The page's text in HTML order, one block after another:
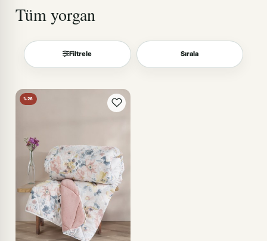
Tüm yorgan
Filtrele Sırala
Sırala
%26